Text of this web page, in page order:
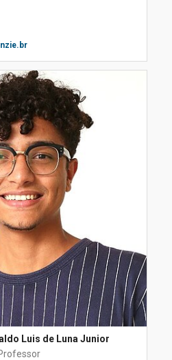
Luis de Luna Junior